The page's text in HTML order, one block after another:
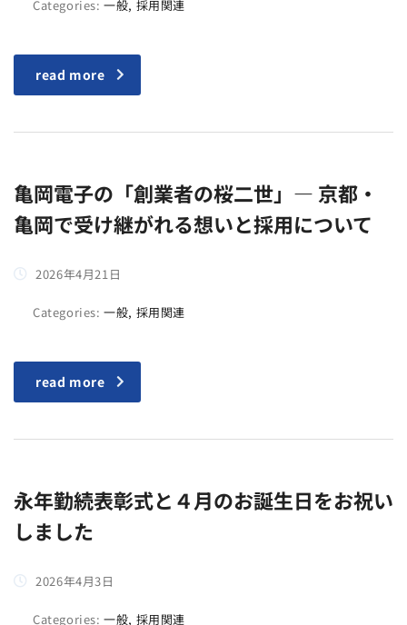
Categories:一般, 採用関連
read more
亀岡電子の「創業者の桜二世」― 京都・
亀岡で受け継がれる想いと採用について
2026年4月21日
Categories:一般, 採用関連
read more
永年勤続表彰式と４月のお誕生日をお祝い
しました
2026年4月3日
Categories:一般, 採用関連